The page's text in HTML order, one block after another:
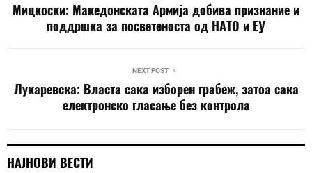
Мицкоски: Македонската Армија добива признание и
поддршка за посветеноста од НАТО и ЕУ
NEXT POST
Лукаревска: Власта сака изборен грабеж, затоа сака
електронско гласање без контрола
НАЈНОВИ ВЕСТИ